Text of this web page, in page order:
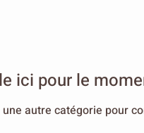
ici pour le
autre catégorie pour